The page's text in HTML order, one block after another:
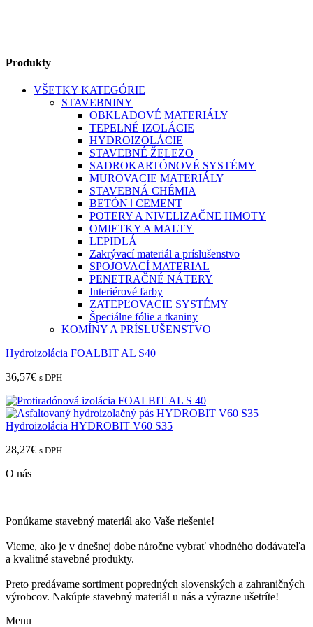
Produkty
VŠETKY KATEGÓRIE
STAVEBNINY
OBKLADOVÉ MATERIÁLY
TEPELNÉ IZOLÁCIE
HYDROIZOLÁCIE
STAVEBNÉ ŽELEZO
SADROKARTÓNOVÉ SYSTÉMY
MUROVACIE MATERIÁLY
STAVEBNÁ CHÉMIA
BETÓN ǀ CEMENT
POTERY A NIVELIZAČNE HMOTY
OMIETKY A MALTY
LEPIDLÁ
Zakrývací materiál a príslušenstvo
SPOJOVACÍ MATERIAL
PENETRAČNÉ NÁTERY
Interiérové farby
ZATEPĽOVACIE SYSTÉMY
Špeciálne fólie a tkaniny
KOMÍNY A PRÍSLUŠENSTVO
Hydroizolácia FOALBIT AL S40
36,57€ s DPH
Hydroizolácia HYDROBIT V60 S35
28,27€ s DPH
O nás
Ponúkame stavebný materiál ako Vaše riešenie!
Vieme, ako je v dnešnej dobe náročne vybrať vhodného dodávateľa
a kvalitné stavebné produkty.
Preto predávame sortiment popredných slovenských a zahraničných
výrobcov. Nakúpte stavebný materiál u nás a výrazne ušetríte!
Menu